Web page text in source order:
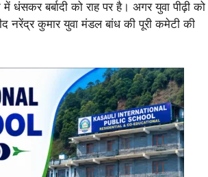
बर्बादी को राह पर है। अगर युवा पीढ़ी को
नरेंद्र कुमार युवा मंडल बांध की पूरी कमेटी की